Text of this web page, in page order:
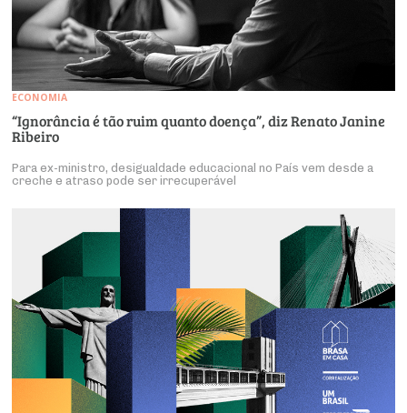
ECONOMIA
“Ignorância é tão ruim quanto doença”, diz Renato Janine
Ribeiro
Para ex-ministro, desigualdade educacional no País vem desde a
creche e atraso pode ser irrecuperável